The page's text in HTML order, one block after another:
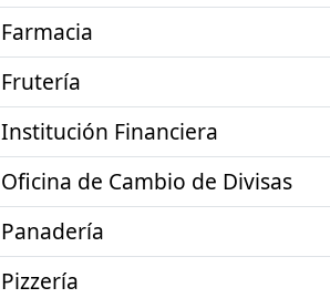
Farmacia
Frutería
Institución Financiera
Oficina de Cambio de Divisas
Panadería
Pizzería